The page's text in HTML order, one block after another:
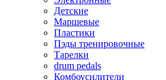
Детские
Маршевые
Пластики
Пэды тренировочные
Тарелки
drum pedals
Комбоусилители